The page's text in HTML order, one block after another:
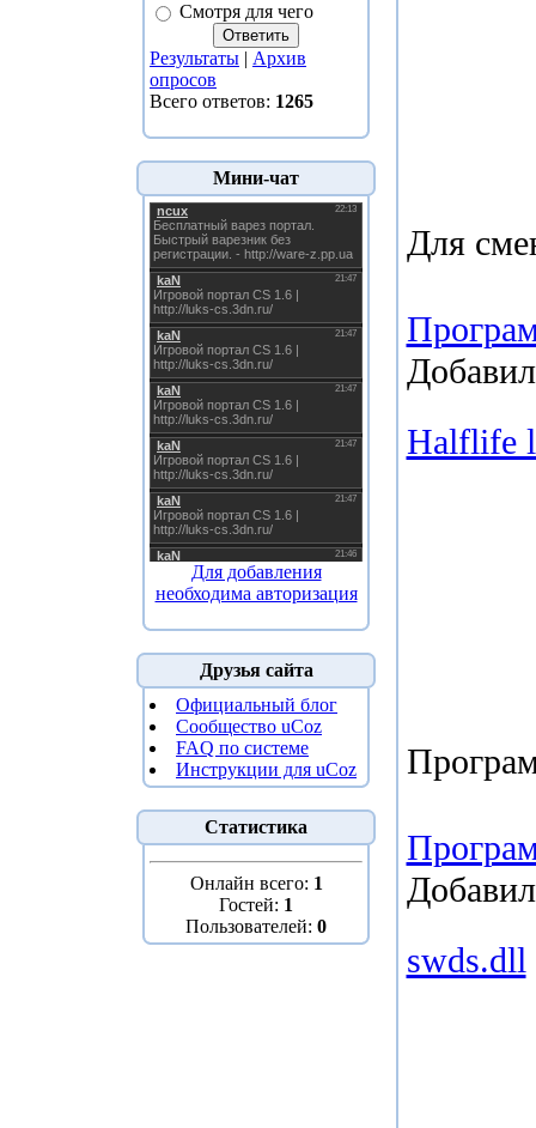
Смотря для чего
Результаты | Архив
опросов
Всего ответов: 1265
Мини-чат
Для добавления
необходима авторизация
Друзья сайта
Официальный блог
Сообщество uCoz
FAQ по системе
Инструкции для uCoz
Статистика
Онлайн всего: 1
Гостей: 1
Пользователей: 0
Для
Halflife
swds.dll